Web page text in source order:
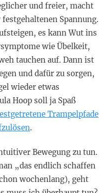
und freier, macht
Spannung.
es kann Wut ins
wie Übelkeit,
tauchen auf. Dann ist
und dafür zu sorgen,
wieder etwas
Hoop soll ja Spaß
Trampelpfade
.
Bewegung zu tun.
„das endlich schaffen
wochenlang), geht